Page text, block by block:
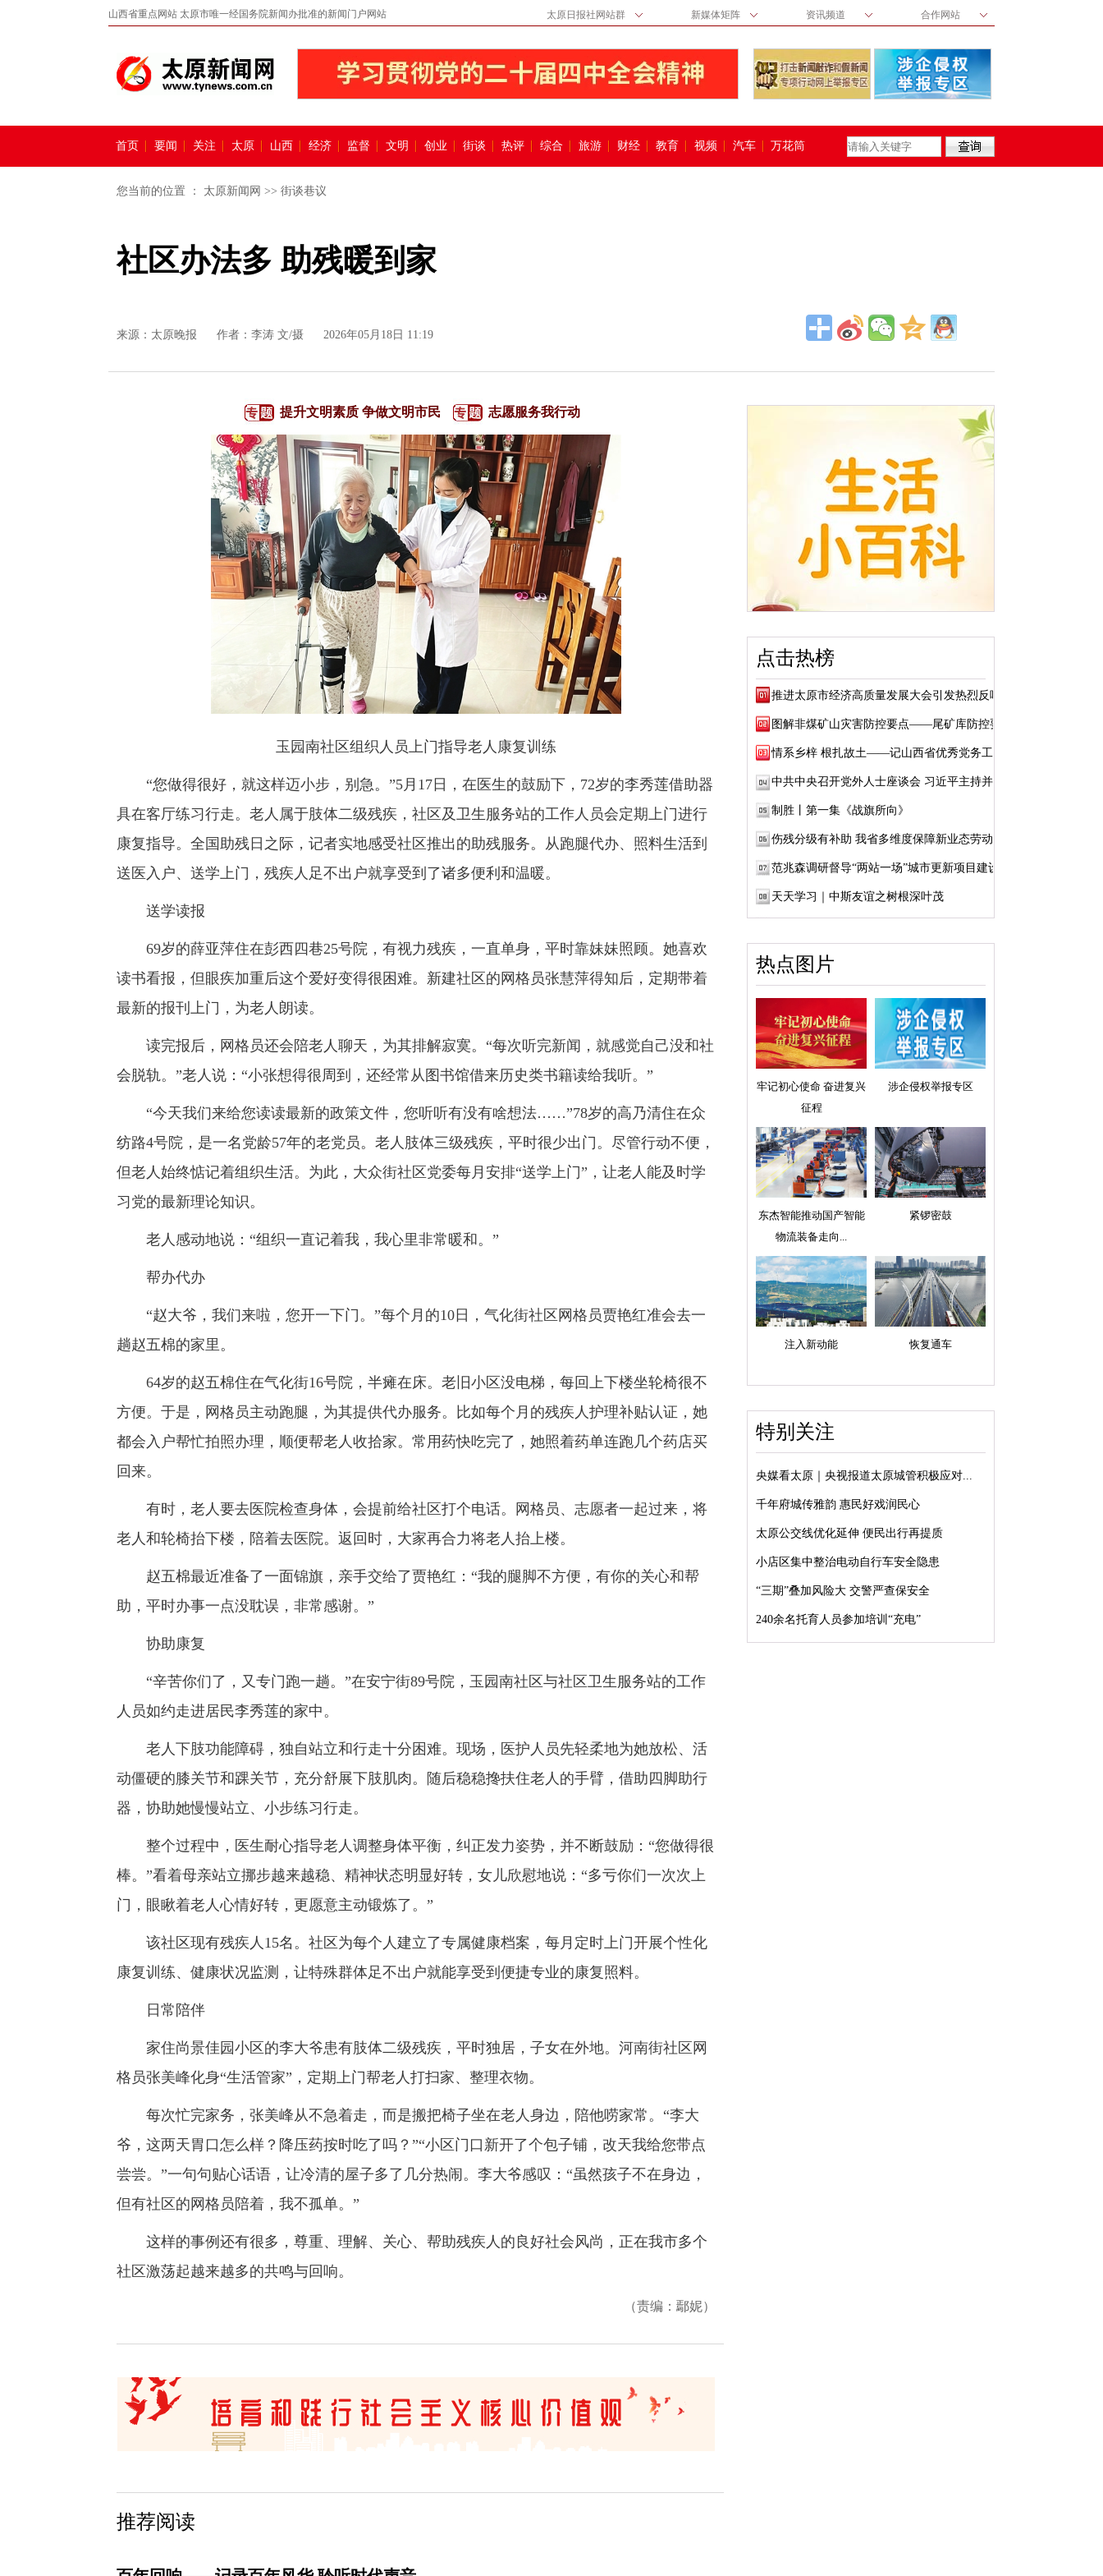
山西省重点网站 太原市唯一经国务院新闻办批准的新闻门户网站 太原日报社网站群 新媒体矩阵 资讯频道 合作网站
首页 要闻 关注 太原 山西 经济 监督 文明 创业 街谈 热评 综合 旅游 财经 教育 视频 汽车 万花筒
您当前的位置 ： 太原新闻网 >> 街谈巷议
社区办法多 助残暖到家
来源： 太原晚报 作者：李涛 文/摄 2026年05月18日 11:19
提升文明素质 争做文明市民 志愿服务我行动
玉园南社区组织人员上门指导老人康复训练
“您做得很好，就这样迈小步，别急。”5月17日，在医生的鼓励下，72岁的李秀莲借助器
具在客厅练习行走。老人属于肢体二级残疾，社区及卫生服务站的工作人员会定期上门进行
康复指导。全国助残日之际，记者实地感受社区推出的助残服务。从跑腿代办、照料生活到
送医入户、送学上门，残疾人足不出户就享受到了诸多便利和温暖。
送学读报
69岁的薛亚萍住在彭西四巷25号院，有视力残疾，一直单身，平时靠妹妹照顾。她喜欢
读书看报，但眼疾加重后这个爱好变得很困难。新建社区的网格员张慧萍得知后，定期带着
最新的报刊上门，为老人朗读。
读完报后，网格员还会陪老人聊天，为其排解寂寞。“每次听完新闻，就感觉自己没和社
会脱轨。”老人说：“小张想得很周到，还经常从图书馆借来历史类书籍读给我听。”
“今天我们来给您读读最新的政策文件，您听听有没有啥想法……”78岁的高乃清住在众
纺路4号院，是一名党龄57年的老党员。老人肢体三级残疾，平时很少出门。尽管行动不便，
但老人始终惦记着组织生活。为此，大众街社区党委每月安排“送学上门”，让老人能及时学
习党的最新理论知识。
老人感动地说：“组织一直记着我，我心里非常暖和。”
帮办代办
“赵大爷，我们来啦，您开一下门。”每个月的10日，气化街社区网格员贾艳红准会去一
趟赵五棉的家里。
64岁的赵五棉住在气化街16号院，半瘫在床。老旧小区没电梯，每回上下楼坐轮椅很不
方便。于是，网格员主动跑腿，为其提供代办服务。比如每个月的残疾人护理补贴认证，她
都会入户帮忙拍照办理，顺便帮老人收拾家。常用药快吃完了，她照着药单连跑几个药店买
回来。
有时，老人要去医院检查身体，会提前给社区打个电话。网格员、志愿者一起过来，将
老人和轮椅抬下楼，陪着去医院。返回时，大家再合力将老人抬上楼。
赵五棉最近准备了一面锦旗，亲手交给了贾艳红：“我的腿脚不方便，有你的关心和帮
助，平时办事一点没耽误，非常感谢。”
协助康复
“辛苦你们了，又专门跑一趟。”在安宁街89号院，玉园南社区与社区卫生服务站的工作
人员如约走进居民李秀莲的家中。
老人下肢功能障碍，独自站立和行走十分困难。现场，医护人员先轻柔地为她放松、活
动僵硬的膝关节和踝关节，充分舒展下肢肌肉。随后稳稳搀扶住老人的手臂，借助四脚助行
器，协助她慢慢站立、小步练习行走。
整个过程中，医生耐心指导老人调整身体平衡，纠正发力姿势，并不断鼓励：“您做得很
棒。”看着母亲站立挪步越来越稳、精神状态明显好转，女儿欣慰地说：“多亏你们一次次上
门，眼瞅着老人心情好转，更愿意主动锻炼了。”
该社区现有残疾人15名。社区为每个人建立了专属健康档案，每月定时上门开展个性化
康复训练、健康状况监测，让特殊群体足不出户就能享受到便捷专业的康复照料。
日常陪伴
家住尚景佳园小区的李大爷患有肢体二级残疾，平时独居，子女在外地。河南街社区网
格员张美峰化身“生活管家”，定期上门帮老人打扫家、整理衣物。
每次忙完家务，张美峰从不急着走，而是搬把椅子坐在老人身边，陪他唠家常。“李大
爷，这两天胃口怎么样？降压药按时吃了吗？”“小区门口新开了个包子铺，改天我给您带点
尝尝。”一句句贴心话语，让冷清的屋子多了几分热闹。李大爷感叹：“虽然孩子不在身边，
但有社区的网格员陪着，我不孤单。”
这样的事例还有很多，尊重、理解、关心、帮助残疾人的良好社会风尚，正在我市多个
社区激荡起越来越多的共鸣与回响。
（责编：鄢妮）
推荐阅读
点击热榜
推进太原市经济高质量发展大会引发热烈反响
图解非煤矿山灾害防控要点——尾矿库防控要点
情系乡梓 根扎故土——记山西省优秀党务工作...
中共中央召开党外人士座谈会 习近平主持并发...
制胜丨第一集《战旗所向》
伤残分级有补助 我省多维度保障新业态劳动者...
范兆森调研督导“两站一场”城市更新项目建设
天天学习｜中斯友谊之树根深叶茂
热点图片
牢记初心使命 奋进复兴
征程
涉企侵权举报专区
东杰智能推动国产智能
物流装备走向...
紧锣密鼓
注入新动能 恢复通车
特别关注
央媒看太原｜央视报道太原城管积极应对...
千年府城传雅韵 惠民好戏润民心
太原公交线优化延伸 便民出行再提质
小店区集中整治电动自行车安全隐患
“三期”叠加风险大 交警严查保安全
240余名托育人员参加培训“充电”